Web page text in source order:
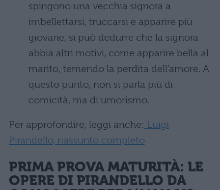
spingono una vecchia signora a
imbellettarsi, truccarsi e apparire più
giovane, si può dedurre che la signora
abbia altri motivi, come apparire bella al
marito, temendo la perdita dell’amore. A
questo punto, non si parla più di
comicità, ma di umorismo.
Per approfondire, leggi anche: Luigi
Pirandello, riassunto completo
PRIMA PROVA MATURITÀ: LE
OPERE DI PIRANDELLO DA